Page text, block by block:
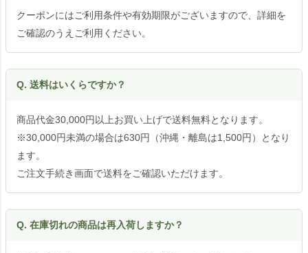
クーポンにはご利用条件や有効期限がございますので、詳細を
ご確認のうえご利用ください。
Q. 送料はいくらですか？
商品代金30,000円以上お買い上げで送料無料となります。
※30,000円未満の場合は630円（沖縄・離島は1,500円）となり
ます。
ご注文手続き画面で送料をご確認いただけます。
Q. 在庫切れの商品は再入荷しますか？